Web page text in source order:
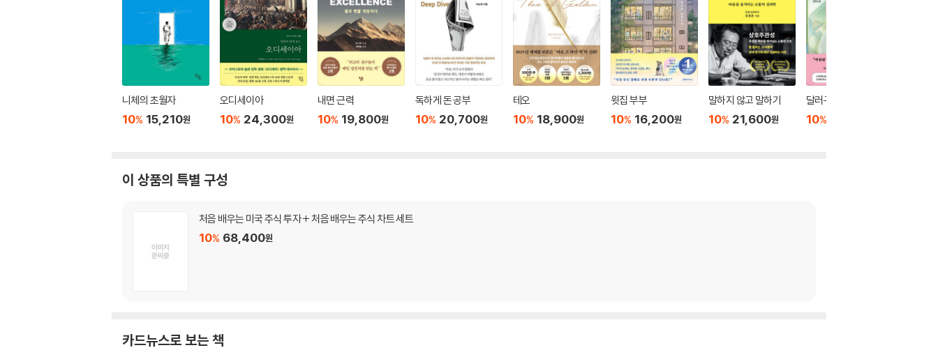
니체의 초월자
10% 15,210원
오디세이아
10% 24,300원
내면 근력
10% 19,800원
독하게 돈 공부
10% 20,700원
테오
10% 18,900원
윗집 부부
10% 16,200원
말하지 않고 말하기
10% 21,600원
달러구트 꿈 백화점 0
10%
이 상품의 특별 구성
처음 배우는 미국 주식 투자 + 처음 배우는 주식 차트 세트
10% 68,400원
카드뉴스로 보는 책